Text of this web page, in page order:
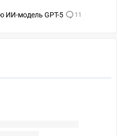
ИИ-модель GPT-5
11